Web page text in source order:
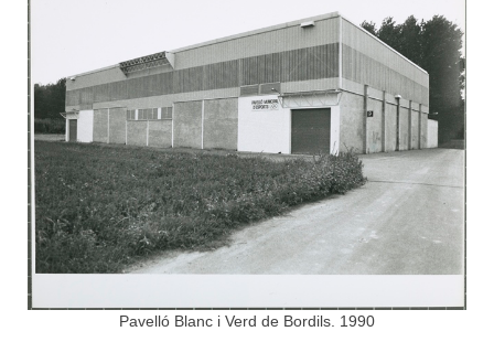
Pavelló Blanc i Verd de Bordils. 1990